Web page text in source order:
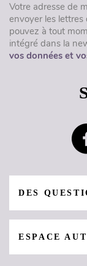
Votre adresse de
envoyer les lettres
pouvez à tout
intégré dans la
vos données et
DES
ESPACE